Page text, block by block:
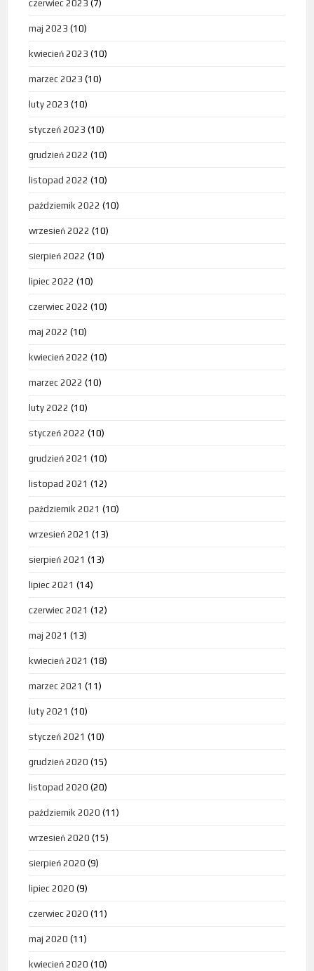
czerwiec 2023 (7)
maj 2023 (10)
kwiecień 2023 (10)
marzec 2023 (10)
luty 2023 (10)
styczeń 2023 (10)
grudzień 2022 (10)
listopad 2022 (10)
październik 2022 (10)
wrzesień 2022 (10)
sierpień 2022 (10)
lipiec 2022 (10)
czerwiec 2022 (10)
maj 2022 (10)
kwiecień 2022 (10)
marzec 2022 (10)
luty 2022 (10)
styczeń 2022 (10)
grudzień 2021 (10)
listopad 2021 (12)
październik 2021 (10)
wrzesień 2021 (13)
sierpień 2021 (13)
lipiec 2021 (14)
czerwiec 2021 (12)
maj 2021 (13)
kwiecień 2021 (18)
marzec 2021 (11)
luty 2021 (10)
styczeń 2021 (10)
grudzień 2020 (15)
listopad 2020 (20)
październik 2020 (11)
wrzesień 2020 (15)
sierpień 2020 (9)
lipiec 2020 (9)
czerwiec 2020 (11)
maj 2020 (11)
kwiecień 2020 (10)